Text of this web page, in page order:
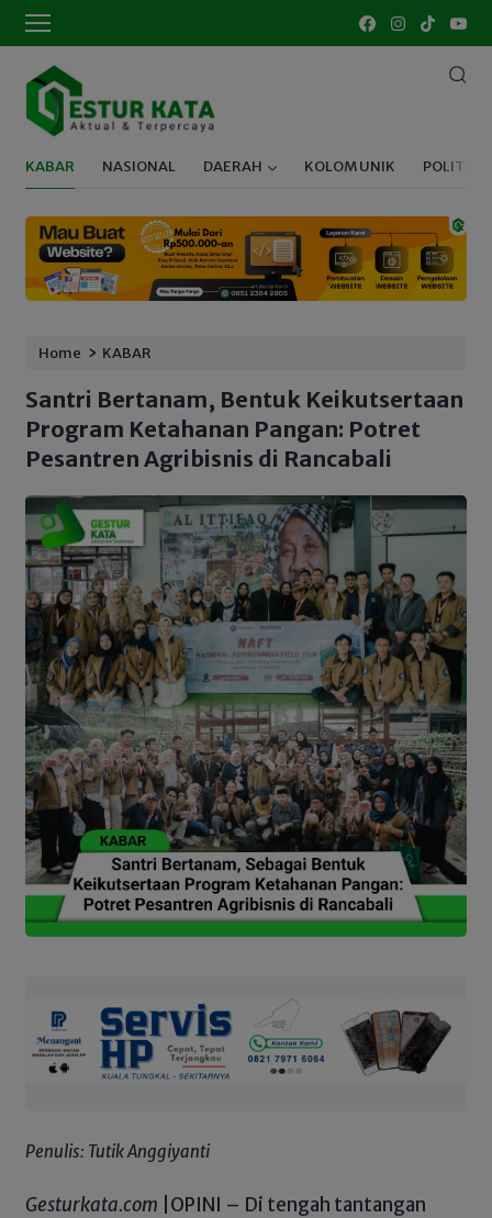
KABAR NASIONAL DAERAH KOLOM UNIK POLITIK
Home › KABAR
Santri Bertanam, Bentuk Keikutsertaan
Program Ketahanan Pangan: Potret
Pesantren Agribisnis di Rancabali
Penulis: Tutik Anggiyanti
Gesturkata.com |OPINI – Di tengah tantangan